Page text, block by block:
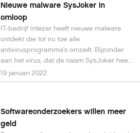
radiosignalen.
Nieuwe malware SysJoker in
omloop
IT-bedrijf Intezer heeft nieuwe malware
ontdekt die tot nu toe alle
antivirusprogramma’s omzeilt. Bijzonder
aan het virus, dat de naam SysJoker heeft
gekregen, is dat het zowel Windows-,
MacOS- als Linuxsystemen kan infecteren.
19 januari 2022
Softwareonderzoekers willen meer
geld